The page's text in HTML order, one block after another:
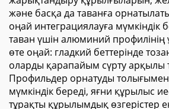
және басқа да таванға
оңай интеграциялауға мүмкіндік
таван үшін алюминий профилінің
өте оңай: гладкий беттерінде
оларды қарапайым сүрту арқылы
Профильдер орнатуды толығымен
мүмкіндік береді, яғни құрылыс
тұрақты құрылымдық өзгерістер